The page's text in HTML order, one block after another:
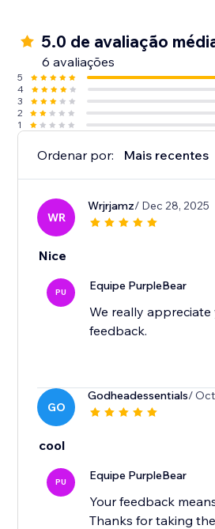
5.0 de avaliação
6 avaliações
5
4
3
2
1
Ordenar por: Mais recentes
WR
Wrjrjamz/ Dec 28, 2025
Nice
PU Equipe PurpleBear
We really
feedback.
GO
Godheadessentials/
cool
PU Equipe PurpleBear
Your feedback
Thanks for taking